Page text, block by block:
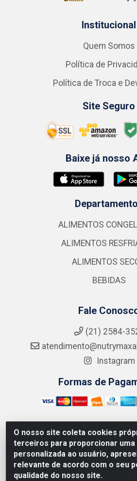
O nosso site coleta cookies
terceiros para proporcionar uma
personalizada ao usuário,
relevante de acordo com o seu
qualidade do nosso site.
Institucional
Quem Somos
Política de
Política de Troca e
Site Seguro
Baixe já nosso
ALIMENTOS
ALIMENTOS
ALIMENTOS
BEBIDAS
Fale
(21) 2584-
Instagram
Formas de
NUTRY MAX COMÉRCIO DE
LTDA - RUA DO FEIJÃO, 721
CNPJ: 15.796.122/